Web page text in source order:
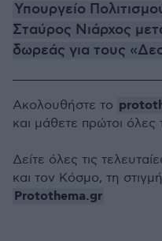
Υπουργείο
Σταύρος Νιάρχος
δωρεάς για τους
Ακολουθήστε το
και μάθετε πρώτοι όλες
Δείτε όλες τις
και τον Κόσμο, τη
Protothema.gr